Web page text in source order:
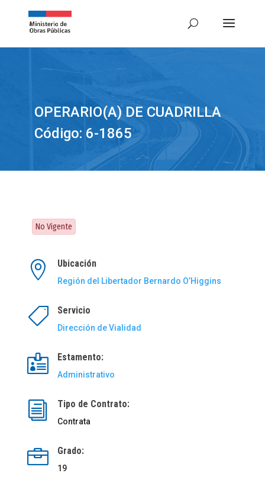
OPERARIO(A) DE CUADRILLA
Código: 6-1865
No Vigente
 Ubicación
Región del Libertador Bernardo O’Higgins
 Servicio
Dirección de Vialidad
 Estamento:
Administrativo
i Tipo de Contrato:
Contrata
 Grado:
19